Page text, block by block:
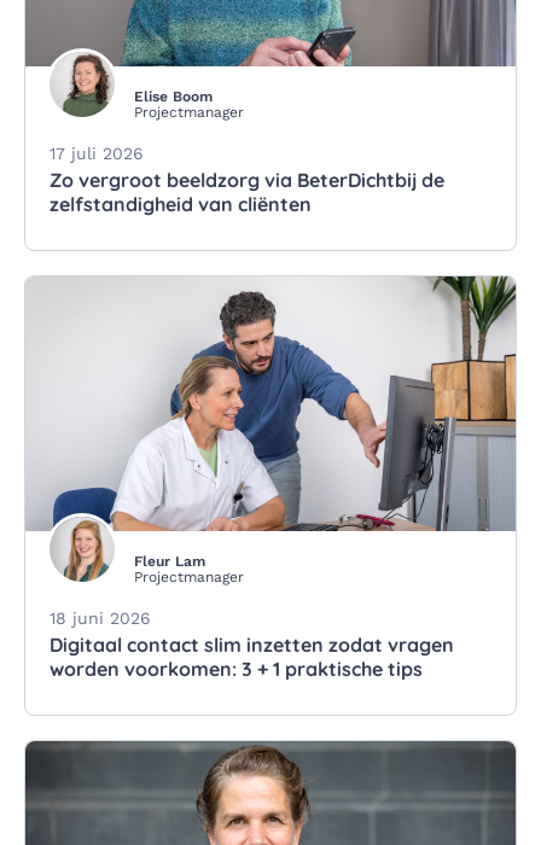
Elise Boom
Projectmanager
17 juli 2026
Zo vergroot beeldzorg via BeterDichtbij de
zelfstandigheid van cliënten
Fleur Lam
Projectmanager
18 juni 2026
Digitaal contact slim inzetten zodat vragen
worden voorkomen: 3 + 1 praktische tips